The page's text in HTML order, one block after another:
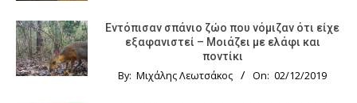
Εντόπισαν σπάνιο ζώο που νόμιζαν ότι είχε
εξαφανιστεί – Μοιάζει με ελάφι και
ποντίκι
By: Μιχάλης Λεωτσάκος On: 02/12/2019